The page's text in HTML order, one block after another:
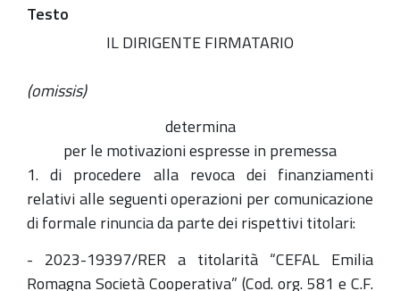
Testo
IL DIRIGENTE FIRMATARIO
(omissis)
determina
per le motivazioni espresse in premessa
1. di procedere alla revoca dei finanziamenti
relativi alle seguenti operazioni per comunicazione
di formale rinuncia da parte dei rispettivi titolari:
- 2023-19397/RER a titolarità “CEFAL Emilia
Romagna Società Cooperativa” (Cod. org. 581 e C.F.